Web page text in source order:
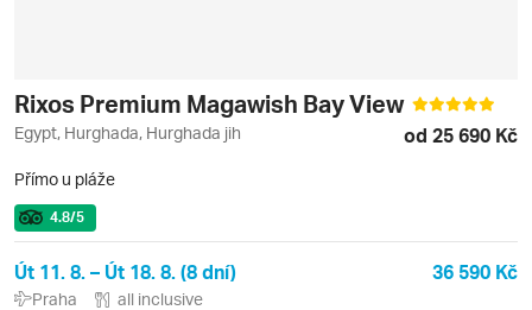
Rixos Premium Magawish Bay View
Egypt, Hurghada, Hurghada jih od 25 690 Kč
Přímo u pláže
4.8/5
Út 11. 8. – Út 18. 8. (8 dní) 36 590 Kč
Praha all inclusive